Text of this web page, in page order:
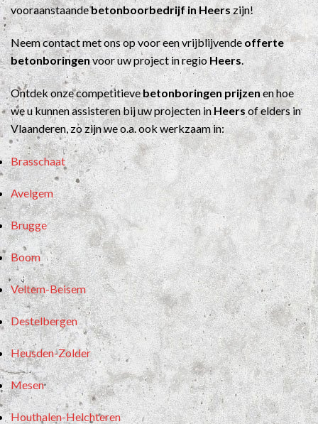
vooraanstaandebetonboorbedrijf in Heerszijn!
Neem contact met ons op voor een vrijblijvendeofferte
betonboringenvoor uw project in regio Heers.
Ontdek onze competitievebetonboringen prijzenen hoe
we u kunnen assisteren bij uw projecten inHeers of elders in
Vlaanderen, zo zijn we o.a. ook werkzaam in:
Brasschaat
Avelgem
Brugge
Boom
Veltem-Beisem
Destelbergen
Heusden-Zolder
Mesen
Houthalen-Helchteren